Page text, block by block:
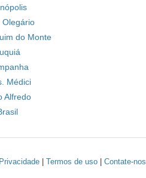
Olegário
do Monte
Médici
Alfredo
| Termos de uso| Contate-nos